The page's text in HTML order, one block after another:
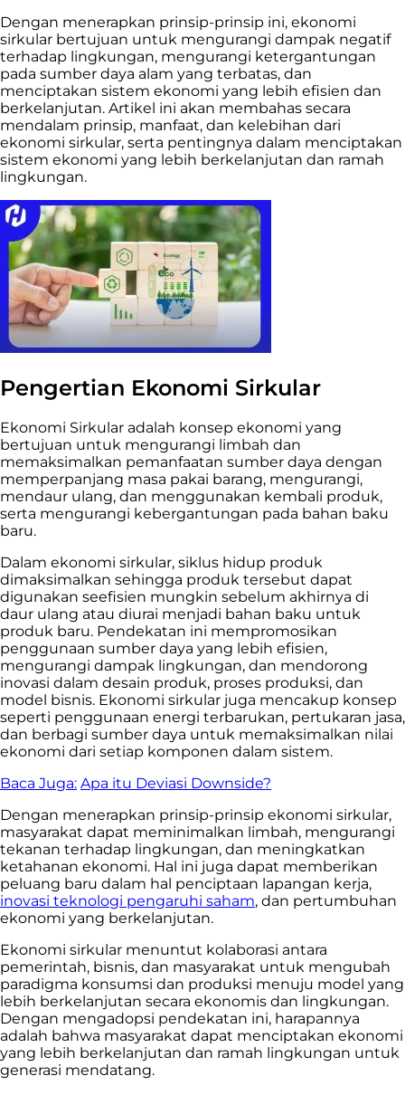
Dengan menerapkan prinsip-prinsip ini, ekonomi
sirkular bertujuan untuk mengurangi dampak negatif
terhadap lingkungan, mengurangi ketergantungan
pada sumber daya alam yang terbatas, dan
menciptakan sistem ekonomi yang lebih efisien dan
berkelanjutan. Artikel ini akan membahas secara
mendalam prinsip, manfaat, dan kelebihan dari
ekonomi sirkular, serta pentingnya dalam menciptakan
sistem ekonomi yang lebih berkelanjutan dan ramah
lingkungan.
Pengertian Ekonomi Sirkular
Ekonomi Sirkular adalah konsep ekonomi yang
bertujuan untuk mengurangi limbah dan
memaksimalkan pemanfaatan sumber daya dengan
memperpanjang masa pakai barang, mengurangi,
mendaur ulang, dan menggunakan kembali produk,
serta mengurangi kebergantungan pada bahan baku
baru.
Dalam ekonomi sirkular, siklus hidup produk
dimaksimalkan sehingga produk tersebut dapat
digunakan seefisien mungkin sebelum akhirnya di
daur ulang atau diurai menjadi bahan baku untuk
produk baru. Pendekatan ini mempromosikan
penggunaan sumber daya yang lebih efisien,
mengurangi dampak lingkungan, dan mendorong
inovasi dalam desain produk, proses produksi, dan
model bisnis. Ekonomi sirkular juga mencakup konsep
seperti penggunaan energi terbarukan, pertukaran jasa,
dan berbagi sumber daya untuk memaksimalkan nilai
ekonomi dari setiap komponen dalam sistem.
Baca Juga: Apa itu Deviasi Downside?
Dengan menerapkan prinsip-prinsip ekonomi sirkular,
masyarakat dapat meminimalkan limbah, mengurangi
tekanan terhadap lingkungan, dan meningkatkan
ketahanan ekonomi. Hal ini juga dapat memberikan
peluang baru dalam hal penciptaan lapangan kerja,
inovasi teknologi pengaruhi saham, dan pertumbuhan
ekonomi yang berkelanjutan.
Ekonomi sirkular menuntut kolaborasi antara
pemerintah, bisnis, dan masyarakat untuk mengubah
paradigma konsumsi dan produksi menuju model yang
lebih berkelanjutan secara ekonomis dan lingkungan.
Dengan mengadopsi pendekatan ini, harapannya
adalah bahwa masyarakat dapat menciptakan ekonomi
yang lebih berkelanjutan dan ramah lingkungan untuk
generasi mendatang.